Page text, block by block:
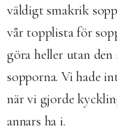
väldigt smakrik
vår topplista för
göra heller utan den
sopporna. Vi hade
när vi gjorde
annars ha i.